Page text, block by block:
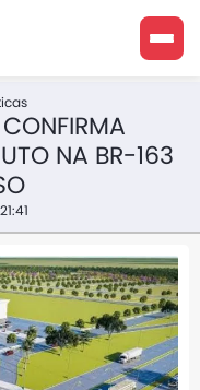
CONFIRMA
NA BR-163
21:41